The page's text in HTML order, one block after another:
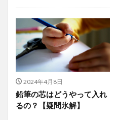
2024年4月8日
鉛筆の芯はどうやって入れ
るの？【疑問氷解】